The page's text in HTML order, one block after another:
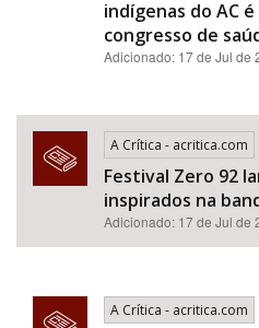
indígenas do AC
congresso de
Adicionado: 17 de Jul de
A Crítica - acritica.com
Festival Zero 92
inspirados na
Adicionado: 17 de Jul de
A Crítica - acritica.com